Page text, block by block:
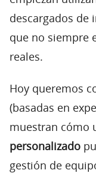
descargados de
que no siempre
reales.
Hoy queremos
(basadas en
muestran cómo
personalizado
gestión de